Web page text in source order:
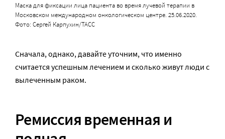
Маска для фиксации лица пациента во время лучевой терапии в
Московском международном онкологическом центре. 25.06.2020.
Фото: Сергей Карпухин/ТАСС
Сначала, однако, давайте уточним, что именно
считается успешным лечением и сколько живут люди с
вылеченным раком.
Ремиссия временная и